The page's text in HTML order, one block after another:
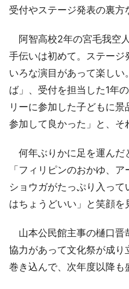
受付やステージ発表の裏方
阿智高校2年の宮毛我空
手伝いは初めて。ステージ
いろな演目があって楽し
ば」、受付を担当した1年
リーに参加した子どもに景
参加して良かった」と、そ
何年ぶりかに足を運んだ
「フィリピンのおかゆ、
ショウガがたっぷり入っ
はちょうどいい」と笑顔を
山本公民館主事の樋口晋
協力があって文化祭が成り
巻き込んで、次年度以降も